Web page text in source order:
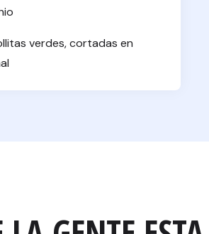
verdes, cortadas en